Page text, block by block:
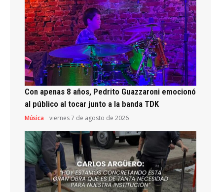
Con apenas 8 años, Pedrito Guazzaroni emocionó
al público al tocar junto a la banda TDK
Música viernes 7 de agosto de 2026